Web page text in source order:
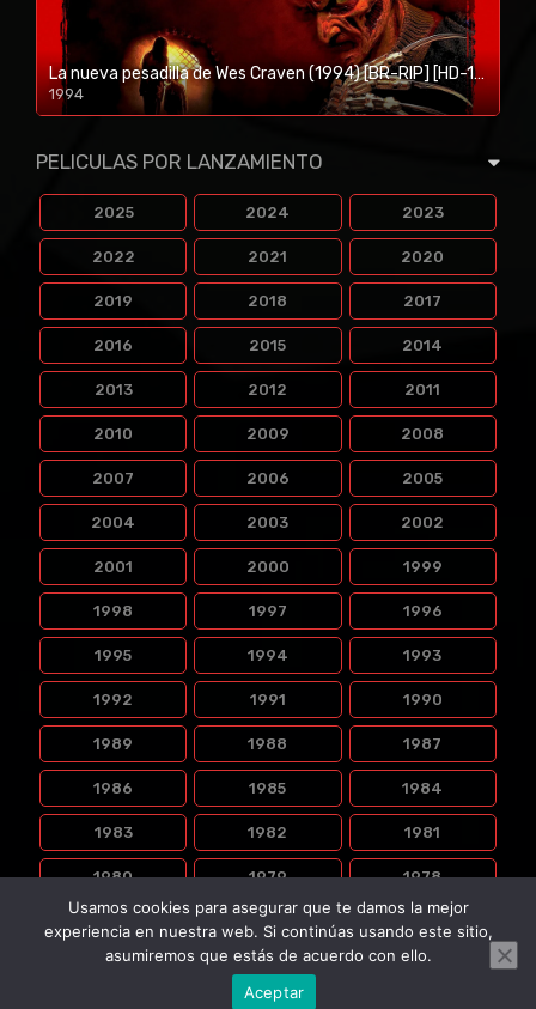
La nueva pesadilla de Wes Craven (1994) [BR-RIP] [HD-1080p]
1994
1080p/720p
PELICULAS POR LANZAMIENTO
2025 2024 2023
2022 2021 2020
2019 2018 2017
2016 2015 2014
2013 2012 2011
2010 2009 2008
2007 2006 2005
2004 2003 2002
2001 2000 1999
1998 1997 1996
1995 1994 1993
1992 1991 1990
1989 1988 1987
1986 1985 1984
1983 1982 1981
1980 1979 1978
1977 1976
Usamos cookies para asegurar que te damos la mejor
experiencia en nuestra web. Si continúas usando este sitio,
asumiremos que estás de acuerdo con ello.
Aceptar